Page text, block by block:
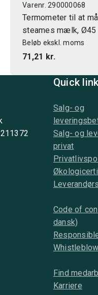
Varenr. 290000068
Termometer til at
steames mælk, Ø45
Beløb ekskl. moms
71,21 kr.
Quick
Salg- og
Salg- og
privat
Code of
dansk)
Find
Karriere